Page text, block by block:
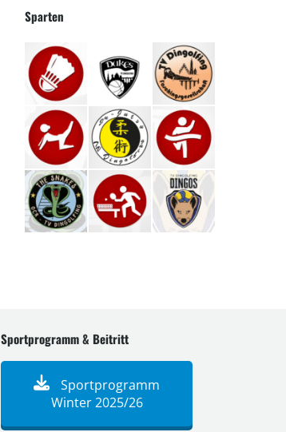
Sparten
Sportprogramm & Beitritt
Sportprogramm
Winter 2025/26